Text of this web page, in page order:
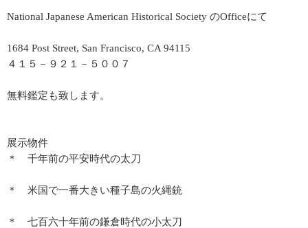
National Japanese American Historical Society のOfficeにて
1684 Post Street, San Francisco, CA 94115
４１５－９２１－５００７
無料鑑定も致します。
展示物件
＊ 千年前の平安時代の太刀
＊ 米国で一番大きい種子島の火縄銃
＊ 七百六十年前の鎌倉時代の小太刀